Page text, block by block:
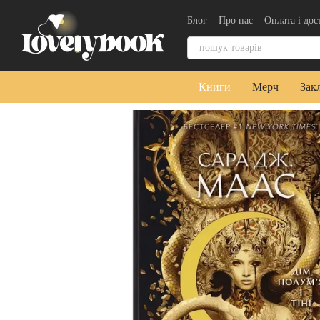
Перейти до основного контенту
Блог
Про нас
Оплата і
Контактна інформація
Книги Мерч